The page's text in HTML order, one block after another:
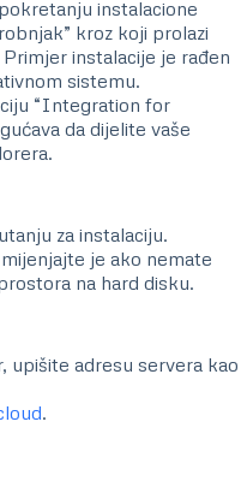
instalacione
kroz koji prolazi
instalacije je rađen
sistemu.
“Integration for
da dijelite vaše
za instalaciju.
je ako nemate
na hard disku.
upišite adresu servera kao
.